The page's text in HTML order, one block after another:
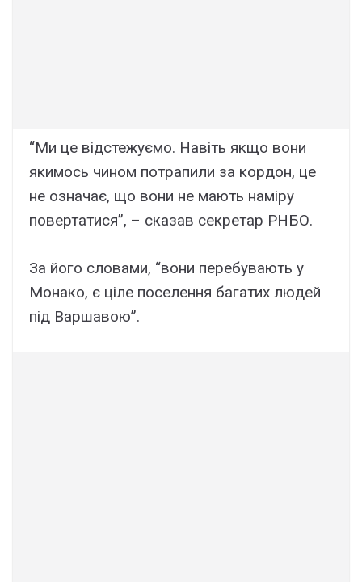
“Ми це відстежуємо. Навіть якщо вони
якимось чином потрапили за кордон, це
не означає, що вони не мають наміру
повертатися”, – сказав секретар РНБО.
За його словами, “вони перебувають у
Монако, є ціле поселення багатих людей
під Варшавою”.